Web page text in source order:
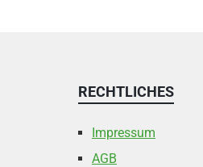
RECHTLICHES
Impressum
AGB